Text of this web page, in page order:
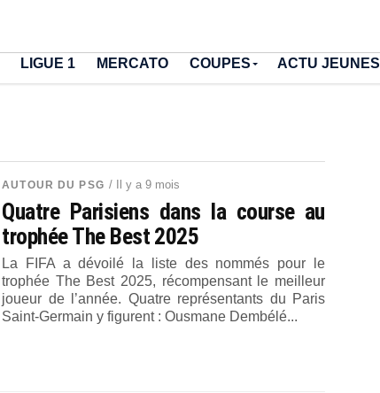
LIGUE 1 MERCATO COUPES ACTU JEUNES
AUTOUR DU PSG / Il y a 9 mois
Quatre Parisiens dans la course au
trophée The Best 2025
La FIFA a dévoilé la liste des nommés pour le
trophée The Best 2025, récompensant le meilleur
joueur de l’année. Quatre représentants du Paris
Saint-Germain y figurent : Ousmane Dembélé...